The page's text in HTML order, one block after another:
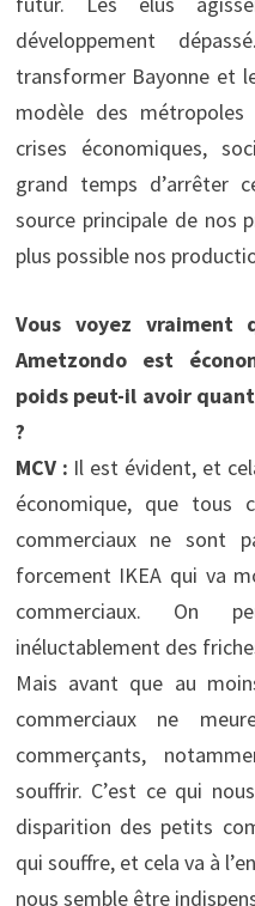
développement
transformer Bayonne et
modèle des
crises économiques,
grand temps d’arrêter
source principale de nos
plus possible nos
Vous voyez vraiment
Ametzondo est
poids peut-il avoir
?
MCV : Il est évident, et
économique, que tous
commerciaux ne sont
forcement IKEA qui va
commerciaux. On
inéluctablement des
Mais avant que au
commerciaux ne
commerçants,
souffrir. C’est ce qui
disparition des petits
qui souffre, et cela va à
nous semble être